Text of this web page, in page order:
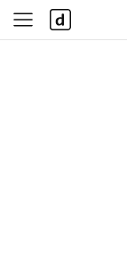
사
이
다
나
와